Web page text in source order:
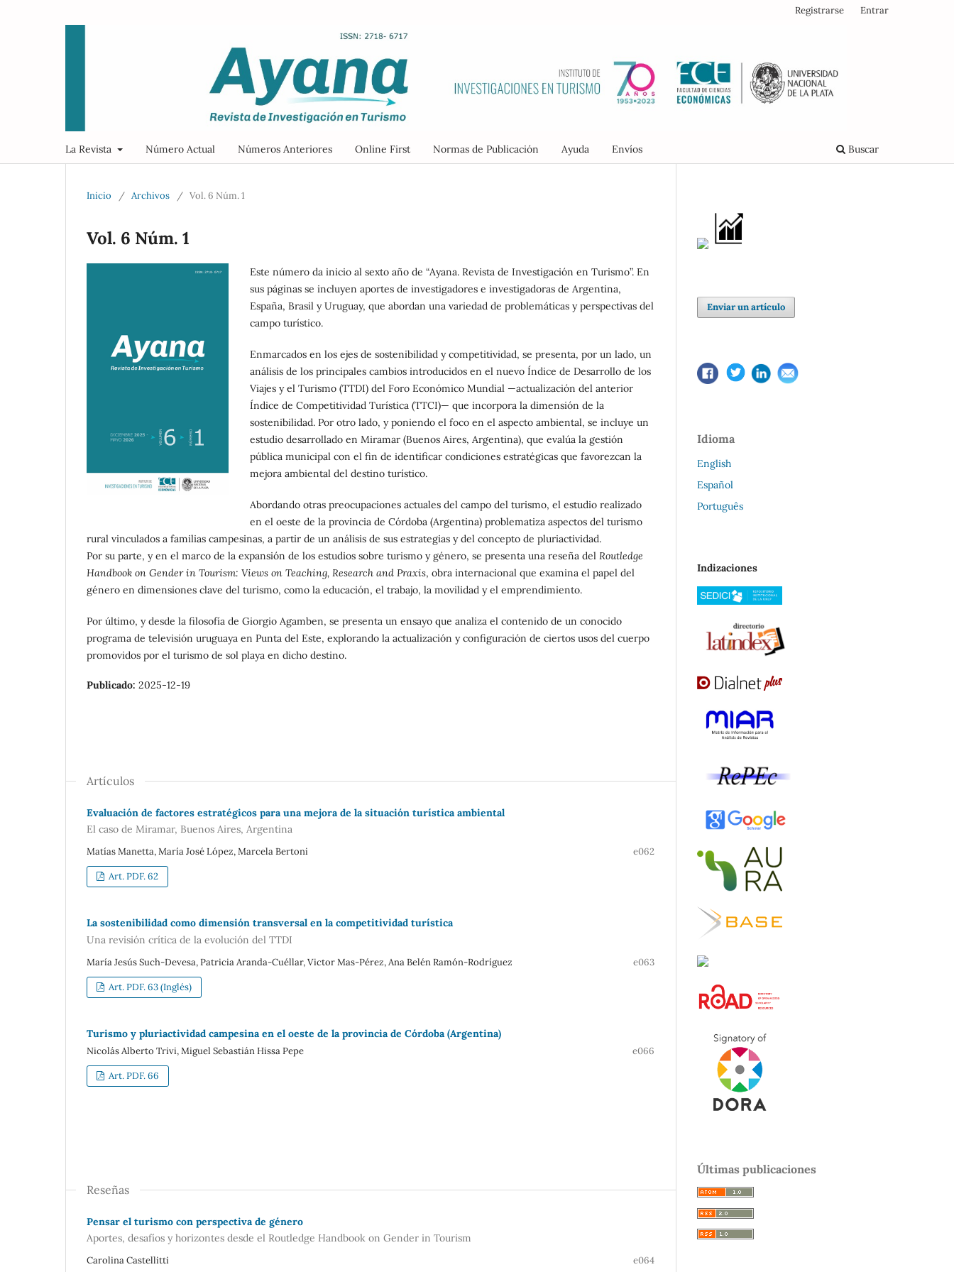
La Revista Número Actual Números Anteriores Online First Normas de Publicación Ayuda Envíos Buscar
Registrarse Entrar
Inicio / Archivos / Vol. 6 Núm. 1
Vol. 6 Núm. 1
Este número da inicio al sexto año de “Ayana. Revista de Investigación en Turismo”. En
sus páginas se incluyen aportes de investigadores e investigadoras de Argentina,
España, Brasil y Uruguay, que abordan una variedad de problemáticas y perspectivas del
campo turístico.
Enmarcados en los ejes de sostenibilidad y competitividad, se presenta, por un lado, un
análisis de los principales cambios introducidos en el nuevo Índice de Desarrollo de los
Viajes y el Turismo (TTDI) del Foro Económico Mundial —actualización del anterior
Índice de Competitividad Turística (TTCI)— que incorpora la dimensión de la
sostenibilidad. Por otro lado, y poniendo el foco en el aspecto ambiental, se incluye un
estudio desarrollado en Miramar (Buenos Aires, Argentina), que evalúa la gestión
pública municipal con el fin de identificar condiciones estratégicas que favorezcan la
mejora ambiental del destino turístico.
Abordando otras preocupaciones actuales del campo del turismo, el estudio realizado
en el oeste de la provincia de Córdoba (Argentina) problematiza aspectos del turismo
rural vinculados a familias campesinas, a partir de un análisis de sus estrategias y del concepto de pluriactividad.
Por su parte, y en el marco de la expansión de los estudios sobre turismo y género, se presenta una reseña del Routledge
Handbook on Gender in Tourism: Views on Teaching, Research and Praxis, obra internacional que examina el papel del
género en dimensiones clave del turismo, como la educación, el trabajo, la movilidad y el emprendimiento.
Por último, y desde la filosofía de Giorgio Agamben, se presenta un ensayo que analiza el contenido de un conocido
programa de televisión uruguaya en Punta del Este, explorando la actualización y configuración de ciertos usos del cuerpo
promovidos por el turismo de sol playa en dicho destino.
Publicado: 2025-12-19
Artículos
Evaluación de factores estratégicos para una mejora de la situación turística ambiental
El caso de Miramar, Buenos Aires, Argentina
Matías Manetta, María José López, Marcela Bertoni e062
Art. PDF. 62
La sostenibilidad como dimensión transversal en la competitividad turística
Una revisión crítica de la evolución del TTDI
María Jesús Such-Devesa, Patricia Aranda-Cuéllar, Victor Mas-Pérez, Ana Belén Ramón-Rodríguez e063
Art. PDF. 63 (Inglés)
Turismo y pluriactividad campesina en el oeste de la provincia de Córdoba (Argentina)
Nicolás Alberto Trivi, Miguel Sebastián Hissa Pepe e066
Art. PDF. 66
Reseñas
Pensar el turismo con perspectiva de género
Aportes, desafíos y horizontes desde el Routledge Handbook on Gender in Tourism
Carolina Castellitti e064
Enviar un artículo
Idioma
English
Español
Português
Indizaciones
Últimas publicaciones